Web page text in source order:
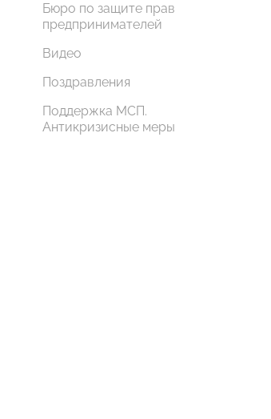
Бюро по защите прав
предпринимателей
Видео
Поздравления
Поддержка МСП.
Антикризисные меры